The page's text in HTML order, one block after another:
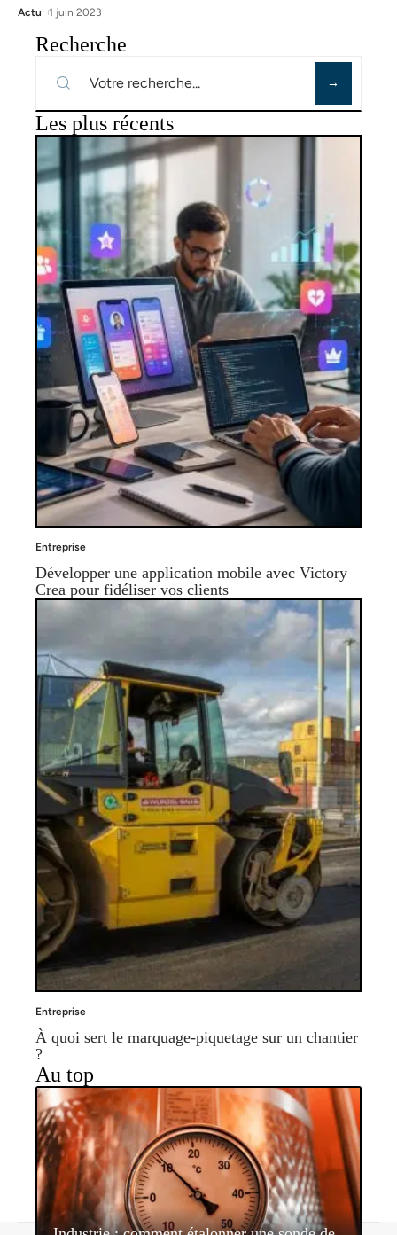
Actu 1 juin 2023
Recherche
Les plus récents
Entreprise
Développer une application mobile avec Victory
Crea pour fidéliser vos clients
Entreprise
À quoi sert le marquage-piquetage sur un chantier
?
Au top